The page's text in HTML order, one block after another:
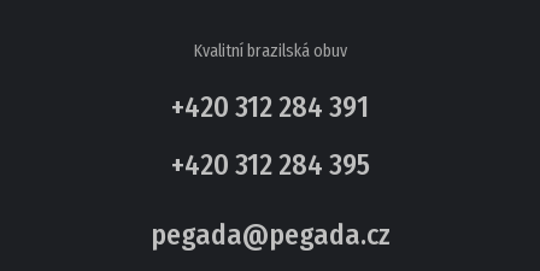
Kvalitní brazilská obuv
+420 312 284 391
+420 312 284 395
pegada@pegada.cz